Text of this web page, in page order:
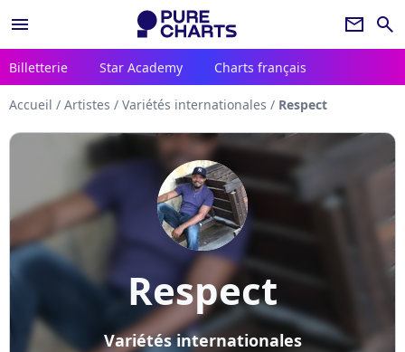
menu newsletter search
Billetterie Star Academy Charts français
Accueil / Artistes / Variétés internationales / Respect
Respect
Variétés internationales